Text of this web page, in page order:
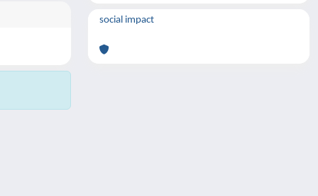
social impact